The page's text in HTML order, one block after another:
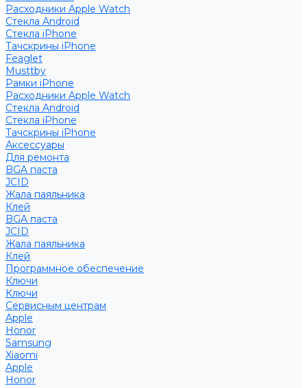
Расходники Apple Watch
Стекла Android
Стекла iPhone
Тачскрины iPhone
Feaglet
Musttby
Рамки iPhone
Расходники Apple Watch
Стекла Android
Стекла iPhone
Тачскрины iPhone
Аксессуары
Для ремонта
BGA паста
JCID
Жала паяльника
Клей
BGA паста
JCID
Жала паяльника
Клей
Программное обеспечение
Ключи
Ключи
Сервисным центрам
Apple
Honor
Samsung
Xiaomi
Apple
Honor